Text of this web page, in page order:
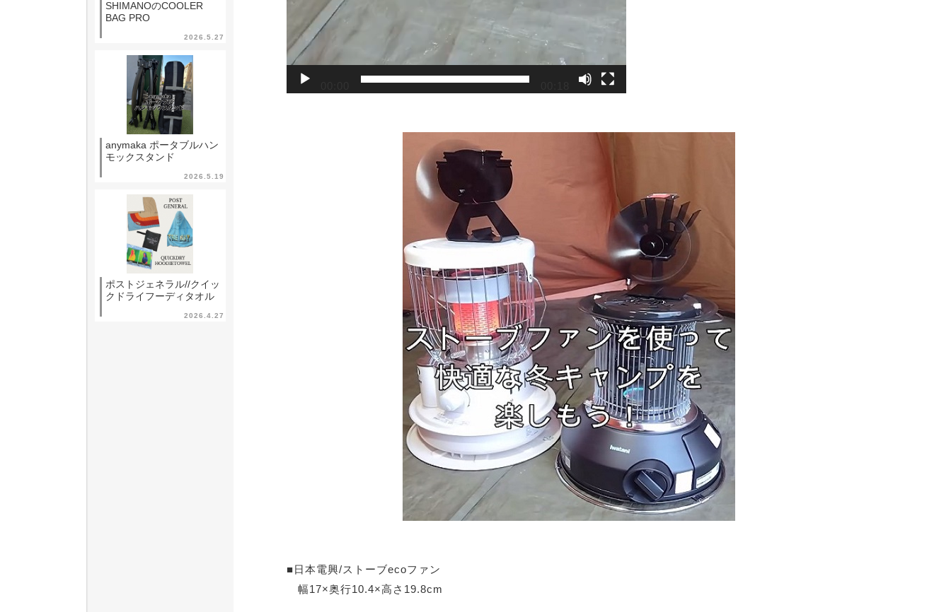
■日本電興/ストーブecoファン
幅17×奥行10.4×高さ19.8cm
2026.5.27
SHIMANOのCOOLER
BAG PRO
2026.5.19
anymaka ポータブルハン
モックスタンド
2026.4.27
ポストジェネラル//クイッ
クドライフーディタオル